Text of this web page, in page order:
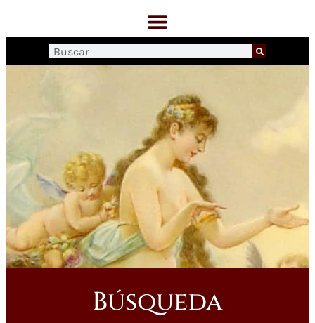
Búsqueda